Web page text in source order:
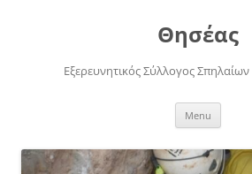
Θησέας
Εξερευνητικός Σύλλογος
Menu